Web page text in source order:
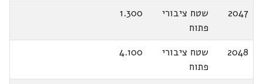
2047
שטח ציבורי
פתוח
1.300
2048
שטח ציבורי
פתוח
4.100